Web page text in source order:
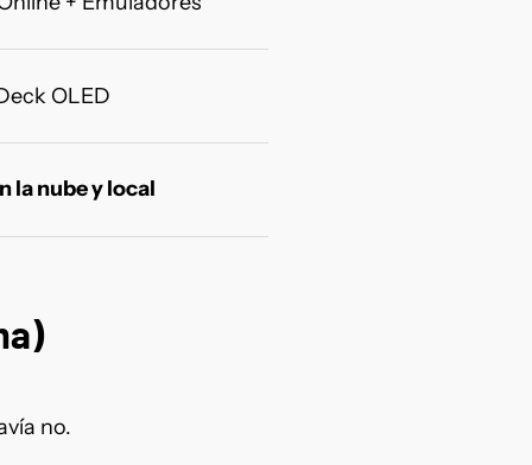
OLED
la nube y local
no.